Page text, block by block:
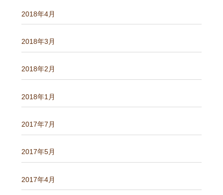
2018年4月
2018年3月
2018年2月
2018年1月
2017年7月
2017年5月
2017年4月